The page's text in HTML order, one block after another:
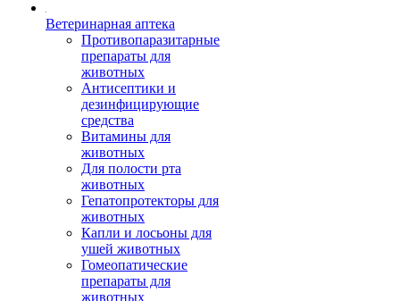
Ветеринарная аптека
Противопаразитарные
препараты для
животных
Антисептики и
дезинфицирующие
средства
Витамины для
животных
Для полости рта
животных
Гепатопротекторы для
животных
Капли и лосьоны для
ушей животных
Гомеопатические
препараты для
животных